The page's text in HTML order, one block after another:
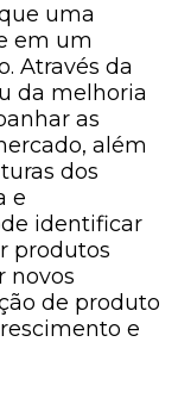
uma
em um
Através da
da melhoria
as
além
dos
e
identificar
produtos
novos
de produto
e